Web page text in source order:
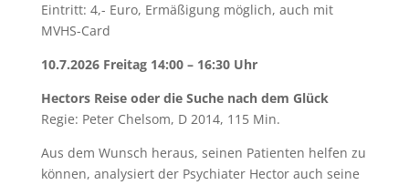
Eintritt: 4,- Euro, Ermäßigung möglich, auch mit
MVHS-Card
10.7.2026 Freitag 14:00 – 16:30 Uhr
Hectors Reise oder die Suche nach dem Glück
Regie: Peter Chelsom, D 2014, 115 Min.
Aus dem Wunsch heraus, seinen Patienten helfen zu
können, analysiert der Psychiater Hector auch seine